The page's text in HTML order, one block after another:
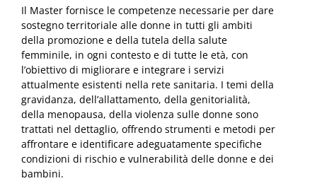
Il Master fornisce le competenze necessarie per dare
sostegno territoriale alle donne in tutti gli ambiti
della promozione e della tutela della salute
femminile, in ogni contesto e di tutte le età, con
l’obiettivo di migliorare e integrare i servizi
attualmente esistenti nella rete sanitaria. I temi della
gravidanza, dell’allattamento, della genitorialità,
della menopausa, della violenza sulle donne sono
trattati nel dettaglio, offrendo strumenti e metodi per
affrontare e identificare adeguatamente specifiche
condizioni di rischio e vulnerabilità delle donne e dei
bambini.